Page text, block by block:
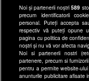
Anunturi
Noi și partenerii noștri589
precum identificatorii
personal. Puteți accepta
respectiv vă puteți opune
pagina cu politica de
noștri și nu vă vor afecta
Noi si partenerii nostri
partenere, precum si
pentru a permite website-
anunturile publicitare afisate